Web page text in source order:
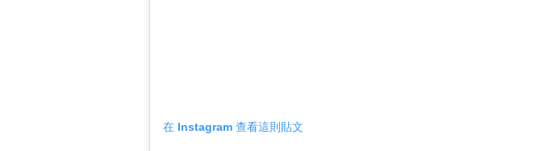
在 Instagram 查看這則貼文